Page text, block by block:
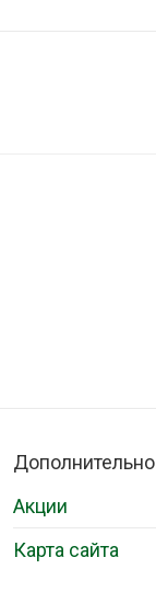
Дополнительно
Акции
Карта сайта